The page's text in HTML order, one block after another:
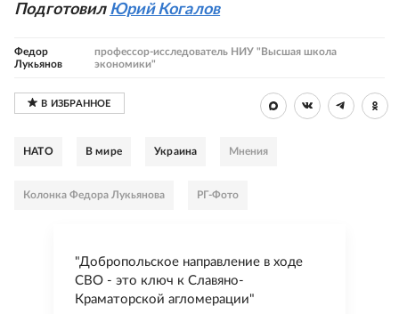
Подготовил Юрий Когалов
Федор
Лукьянов
профессор-исследователь НИУ "Высшая школа
экономики"
НАТО В мире Украина Мнения
Колонка Федора Лукьянова РГ-Фото
"Добропольское направление в ходе
СВО - это ключ к Славяно-
Краматорской агломерации"